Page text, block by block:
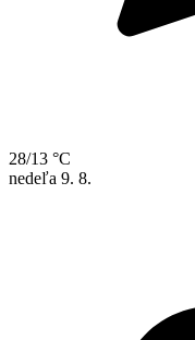
28/13 °C
nedeľa 9. 8.